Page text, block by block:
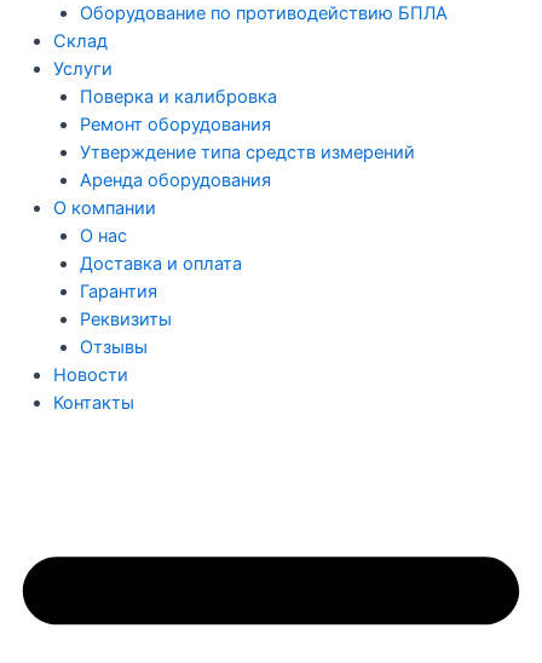
Оборудование по противодействию БПЛА
Склад
Услуги
Поверка и калибровка
Ремонт оборудования
Утверждение типа средств измерений
Аренда оборудования
О компании
О нас
Доставка и оплата
Гарантия
Реквизиты
Отзывы
Новости
Контакты